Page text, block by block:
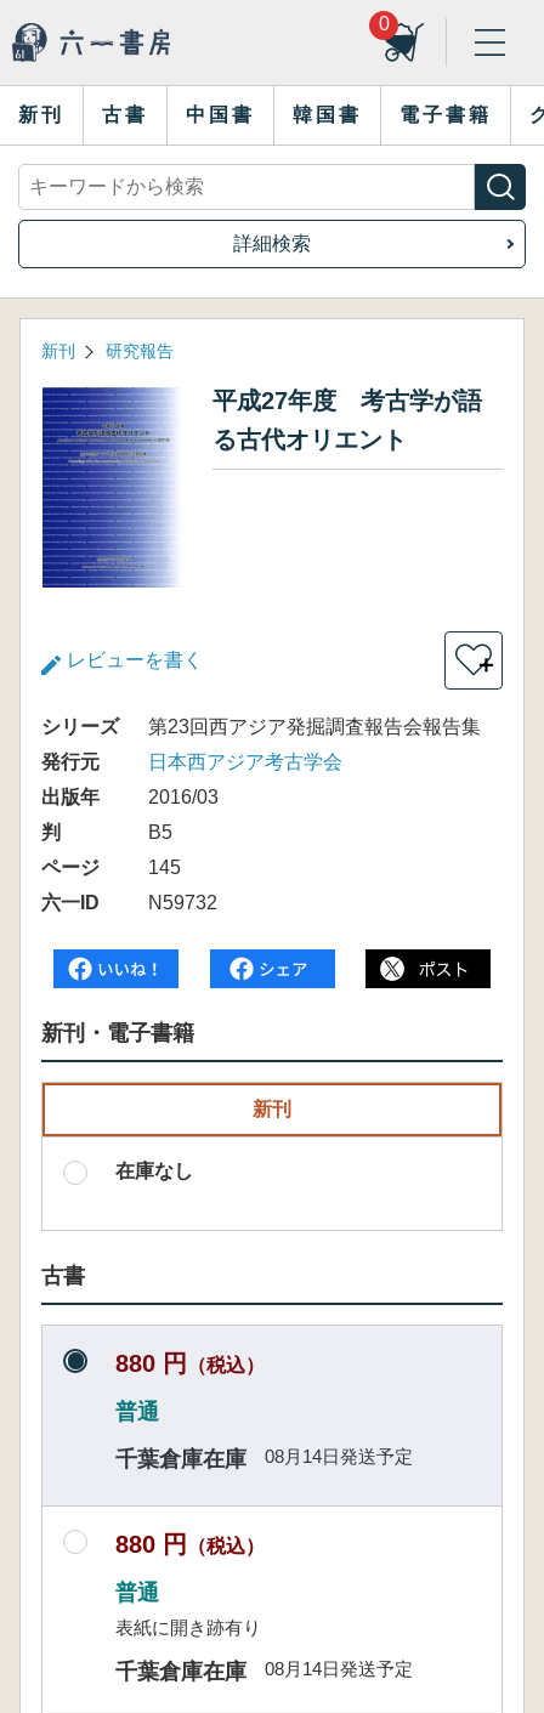
0
新刊 古書 中国書 韓国書 電子書籍
詳細検索
新刊 研究報告
平成27年度 考古学が語
る古代オリエント
レビューを書く ＋
シリーズ
第23回西アジア発掘調査報告会報告集
発行元
日本西アジア考古学会
出版年
2016/03
判
B5
ページ
145
六一ID
N59732
新刊・電子書籍
新刊
在庫なし
古書
880 円 （税込）
普通
千葉倉庫在庫
08月14日発送予定
880 円 （税込）
普通
表紙に開き跡有り
千葉倉庫在庫 08月14日発送予定